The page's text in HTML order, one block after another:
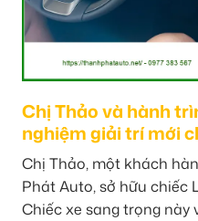
Chị Thảo và hành
nghiệm giải trí mới
Chị Thảo, một khách
Phát Auto, sở hữu chiếc
Chiếc xe sang trọng này